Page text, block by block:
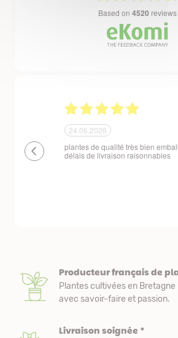
based on 4520 reviews
24.06.2026
plantes de qualité très bien
délais de livraison raisonnables
Producteur français de
Plantes cultivées en Bretagne
avec savoir-faire et passion.
Livraison soignée *